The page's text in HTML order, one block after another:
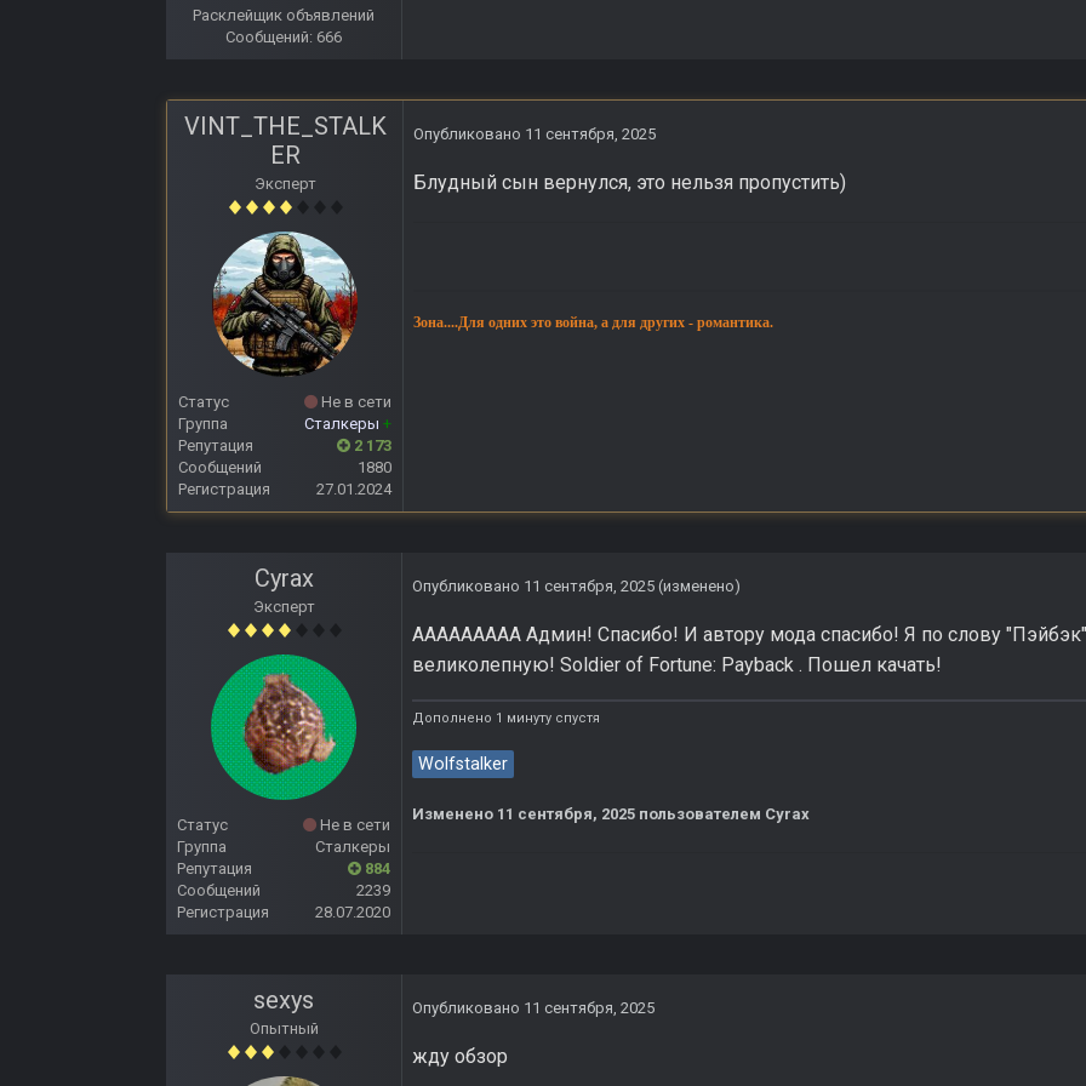
Расклейщик объявлений
Сообщений: 666
VINT_THE_STALK
ER
Эксперт
Статус
Не в сети
Группа
Сталкеры +
Репутация
2 173
Сообщений
1880
Регистрация
27.01.2024
Опубликовано 11 сентября, 2025
Блудный сын вернулся, это нельзя пропустить)
Зона....Для одних это война, а для других - романтика.
Cyrax
Эксперт
Статус
Не в сети
Группа
Сталкеры
Репутация
884
Сообщений
2239
Регистрация
28.07.2020
Опубликовано 11 сентября, 2025 (изменено)
ААААААААА Админ! Спасибо! И автору мода спасибо! Я по слову
великолепную! Soldier of Fortune: Payback . Пошел качать!
Дополнено 1 минуту спустя
Wolfstalker
Изменено 11 сентября, 2025 пользователем Cyrax
sexys
Опытный
Опубликовано 11 сентября, 2025
жду обзор